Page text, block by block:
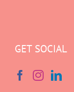
GET SOCIAL